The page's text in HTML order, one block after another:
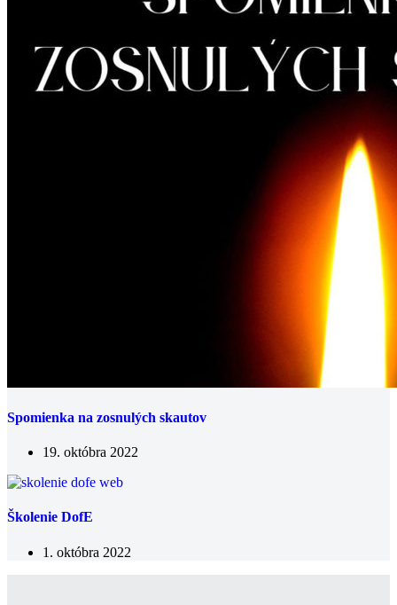
Spomienka na zosnulých skautov
19. októbra 2022
Školenie DofE
1. októbra 2022